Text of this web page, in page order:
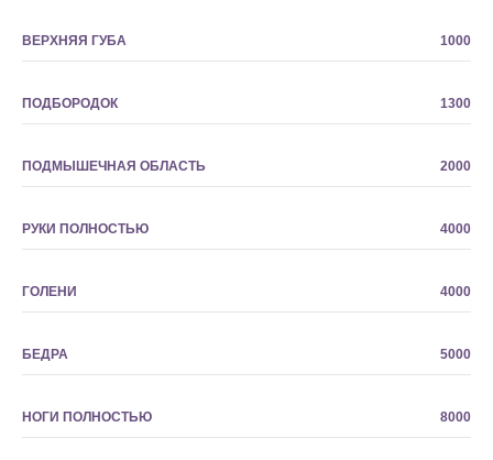
ВЕРХНЯЯ ГУБА 1000
ПОДБОРОДОК 1300
ПОДМЫШЕЧНАЯ ОБЛАСТЬ 2000
РУКИ ПОЛНОСТЬЮ 4000
ГОЛЕНИ 4000
БЕДРА 5000
НОГИ ПОЛНОСТЬЮ 8000